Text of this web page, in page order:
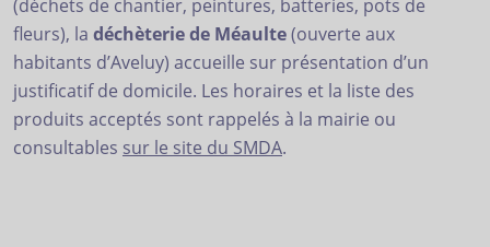
(déchets de chantier, peintures, batteries, pots de
fleurs), la déchèterie de Méaulte(ouverte aux
habitants d’Aveluy) accueille sur présentation d’un
justificatif de domicile. Les horaires et la liste des
produits acceptés sont rappelés à la mairie ou
consultables sur le site du SMDA.